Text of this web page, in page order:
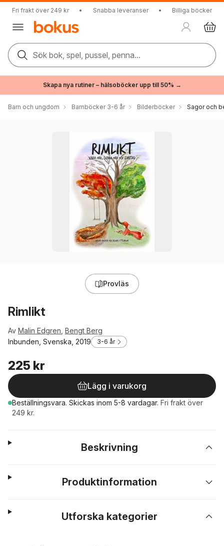
Fri frakt över 249 kr • Snabba leveranser • Billiga böcker
Sök bok, spel, pussel, penna...
Skapa nya rutiner – hälsoböcker upp till 50% →
Barn och ungdom Barnböcker 3-6 år Bilderböcker Sagor och
Provläs
Rimlikt
Av Malin Edgren Bengt Berg
Inbunden, Svenska, 2019
3-6 år
225 kr
Lägg i varukorg
Beställningsvara. Skickas inom 5-8 vardagar. Fri frakt över
249 kr.
Beskrivning
Produktinformation
Utforska kategorier